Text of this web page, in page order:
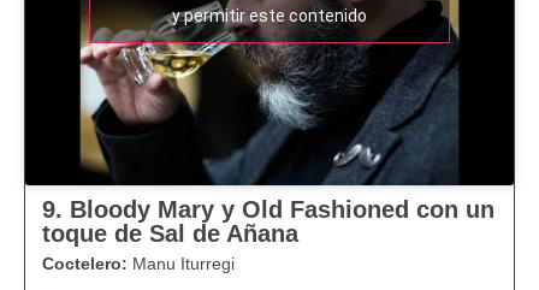
y permitir este contenido
9. Bloody Mary y Old Fashioned con un
toque de Sal de Añana
Coctelero: Manu Iturregi